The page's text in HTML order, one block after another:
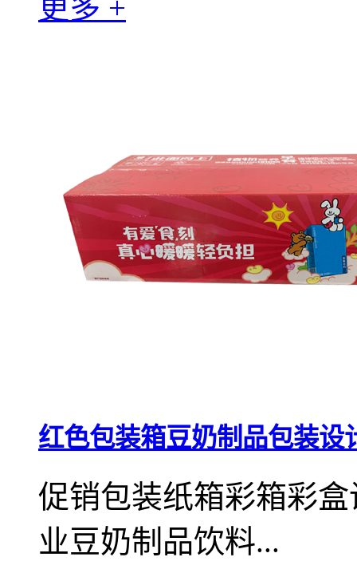
更多 +
红色包装箱豆奶制品包装设
促销包装纸箱彩箱彩
业豆奶制品饮料...